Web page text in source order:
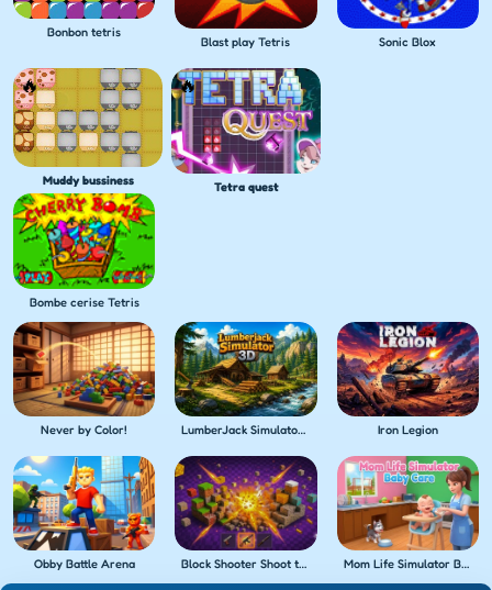
Bonbon tetris
Blast play Tetris Sonic Blox
Muddy bussiness Tetra quest
Bombe cerise Tetris
Never by Color! LumberJack Simulator 3D Iron Legion
Obby Battle Arena Block Shooter Shoot the Blocks! Mom Life Simulator Baby Care